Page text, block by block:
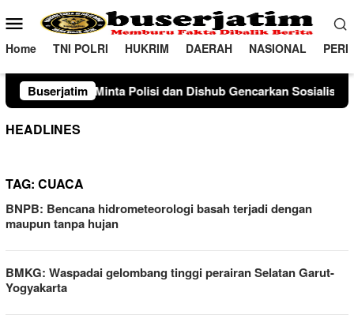
ke
konten
Menu
Mobile
Home TNI POLRI HUKRIM DAERAH NASIONAL
Buserjatim
Minta Polisi dan Dishub Gencarkan Sosialisasi Edukasi
HEADLINES
TAG: CUACA
BNPB: Bencana hidrometeorologi basah terjadi dengan
maupun tanpa hujan
BMKG: Waspadai gelombang tinggi perairan Selatan Garut-
Yogyakarta